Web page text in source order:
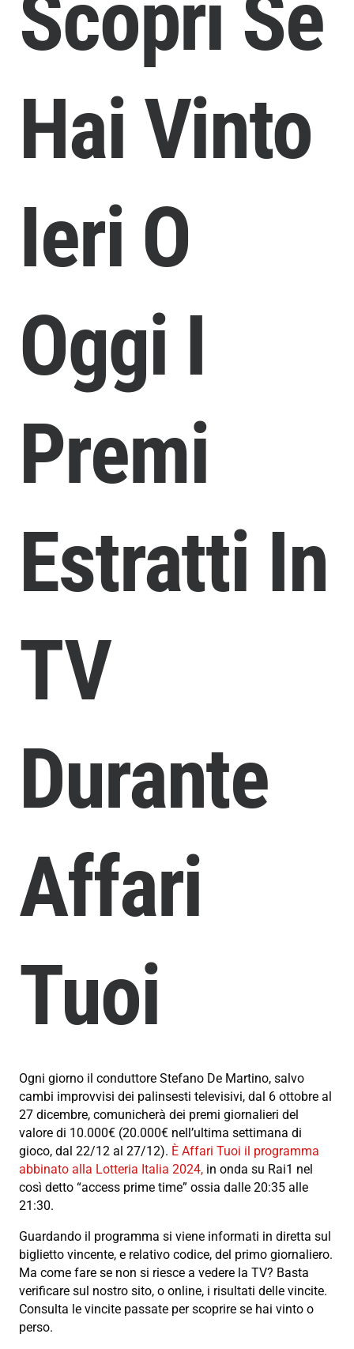
Scopri Se
Hai Vinto
Ieri O
Oggi I
Premi
Estratti In
TV
Durante
Affari
Tuoi
Ogni giorno il conduttore Stefano De Martino, salvo
cambi improvvisi dei palinsesti televisivi, dal 6 ottobre al
27 dicembre, comunicherà dei premi giornalieri del
valore di 10.000€ (20.000€ nell’ultima settimana di
gioco, dal 22/12 al 27/12). È Affari Tuoi il programma
abbinato alla Lotteria Italia 2024, in onda su Rai1 nel
così detto “access prime time” ossia dalle 20:35 alle
21:30.
Guardando il programma si viene informati in diretta sul
biglietto vincente, e relativo codice, del primo giornaliero.
Ma come fare se non si riesce a vedere la TV? Basta
verificare sul nostro sito, o online, i risultati delle vincite.
Consulta le vincite passate per scoprire se hai vinto o
perso.